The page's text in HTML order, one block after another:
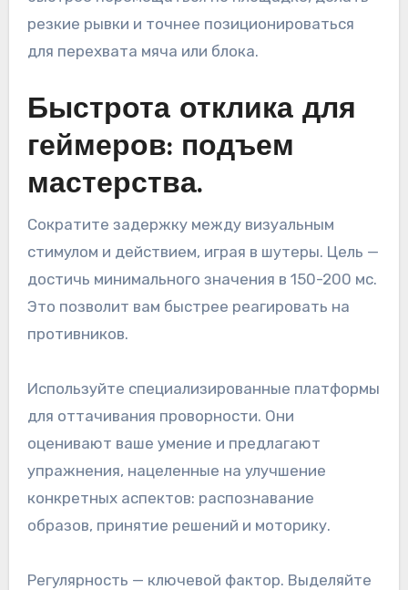
резкие рывки и точнее позиционироваться
для перехвата мяча или блока.
Быстрота отклика для
геймеров: подъем
мастерства.
Сократите задержку между визуальным
стимулом и действием, играя в шутеры. Цель —
достичь минимального значения в 150-200 мс.
Это позволит вам быстрее реагировать на
противников.
Используйте специализированные платформы
для оттачивания проворности. Они
оценивают ваше умение и предлагают
упражнения, нацеленные на улучшение
конкретных аспектов: распознавание
образов, принятие решений и моторику.
Регулярность — ключевой фактор. Выделяйте